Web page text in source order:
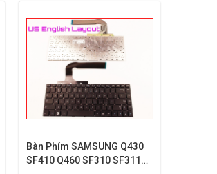
Bàn Phím SAMSUNG Q430
SF410 Q460 SF310 SF311